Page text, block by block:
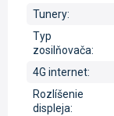
Tunery:
Typ
zosilňovača:
4G internet:
Rozlíšenie
displeja: